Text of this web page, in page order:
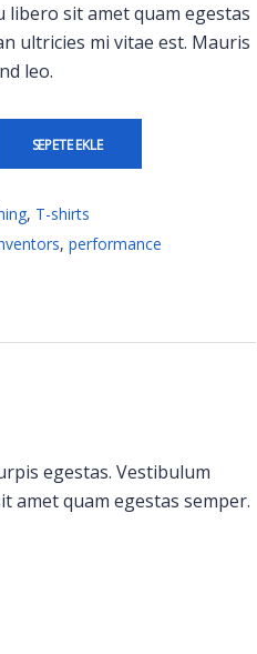
libero sit amet quam egestas
ultricies mi vitae est. Mauris
leo.
SEPETE EKLE
, T-shirts
, performance
egestas. Vestibulum
amet quam egestas semper.